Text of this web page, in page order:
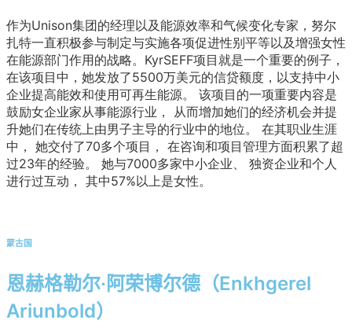
作为Unison集团的经理以及能源效率和气候变化专家，努尔
扎特一直积极参与制定与实施各项促进性别平等以及增强女性
在能源部门作用的战略。KyrSEFF项目就是一个重要的例子，
在该项目中，她发放了5500万美元的信贷额度，以支持中小
企业提高能效和使用可再生能源。 该项目的一项重要内容是
鼓励女企业家从事能源行业，
从而增加她们的经济机会并提
升她们在传统上由男子主导的行业中的地位。 在其职业生涯
中， 她交付了70多个项目， 在咨询和项目管理方面积累了超
过23年的经验。
她与7000多家中小企业、 独资企业和个人
进行过互动， 其中57%以上是女性。
蒙古国
恩赫格勒尔·阿荣博尔德（Enkhgerel
Ariunbold）